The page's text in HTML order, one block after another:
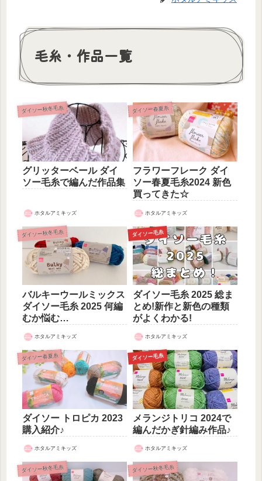
毛糸・作品一覧
ダイソー秋冬毛糸
グリッターベール ダイ
ソー毛糸で編んだ作品集
ホタルアミキッズ
ダイソー春夏糸
フラワーフレーク ダイ
ソー春夏毛糸2024 新色
買ってきた☆
ホタルアミキッズ
ダイソー秋冬毛糸
バルキーウールミックス
ダイソー毛糸 2025 何編
むか悩む…
ホタルアミキッズ
ダイソー毛糸
ダイソー毛糸 2025 総ま
とめ!新作と新色の種類
がよくわかる!
ホタルアミキッズ
ダイソー春夏糸
ダイソー トロピカ 2023
購入紹介♪
ホタルアミキッズ
ダイソー毛糸
メランジトリコ 2024で
編んだかぎ針編み作品♪
ホタルアミキッズ
ダイソー秋冬毛糸 ダイソー秋冬毛糸